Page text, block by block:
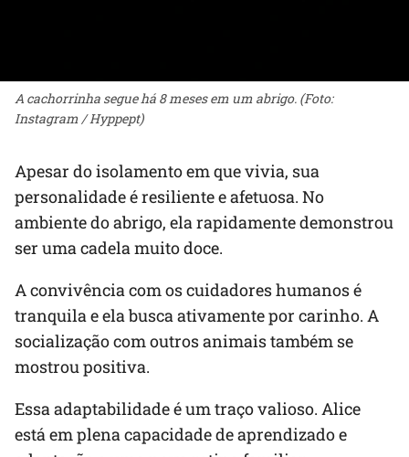
A cachorrinha segue há 8 meses em um abrigo. (Foto:
Instagram / Hyppept)
Apesar do isolamento em que vivia, sua
personalidade é resiliente e afetuosa. No
ambiente do abrigo, ela rapidamente demonstrou
ser uma cadela muito doce.
A convivência com os cuidadores humanos é
tranquila e ela busca ativamente por carinho. A
socialização com outros animais também se
mostrou positiva.
Essa adaptabilidade é um traço valioso. Alice
está em plena capacidade de aprendizado e